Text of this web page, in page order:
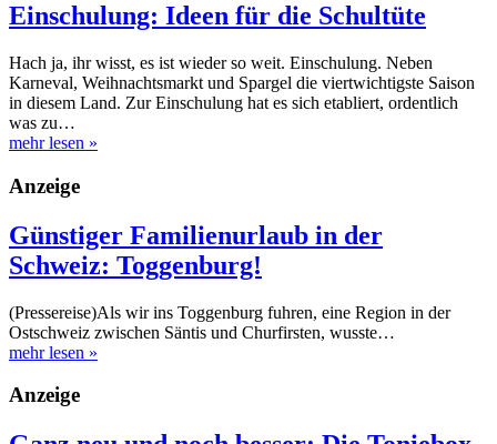
Einschulung: Ideen für die Schultüte
Hach ja, ihr wisst, es ist wieder so weit. Einschulung. Neben
Karneval, Weihnachtsmarkt und Spargel die viertwichtigste Saison
in diesem Land. Zur Einschulung hat es sich etabliert, ordentlich
was zu…
mehr lesen »
Anzeige
Günstiger Familienurlaub in der
Schweiz: Toggenburg!
(Pressereise)Als wir ins Toggenburg fuhren, eine Region in der
Ostschweiz zwischen Säntis und Churfirsten, wusste…
mehr lesen »
Anzeige